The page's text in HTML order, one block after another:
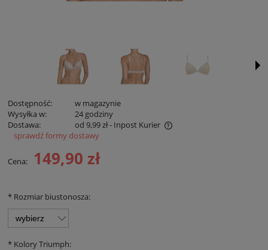
Dostępność:
w magazynie
Wysyłka w:
24 godziny
Dostawa:
od 9,99 zł- Inpost Kurier
Cena zawiera koszty płatności online
sprawdź formy dostawy
Cena: 149,90 zł
* Rozmiar biustonosza:
* Kolory Triumph: